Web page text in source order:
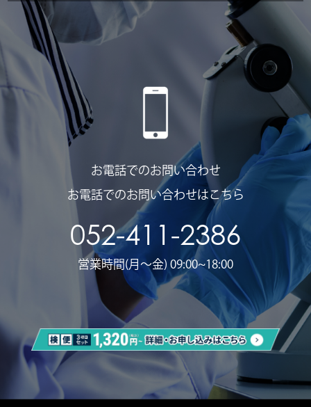
お電話でのお問い合わせ
お電話でのお問い合わせはこちら
052-411-2386
営業時間(月〜金) 09:00~18:00